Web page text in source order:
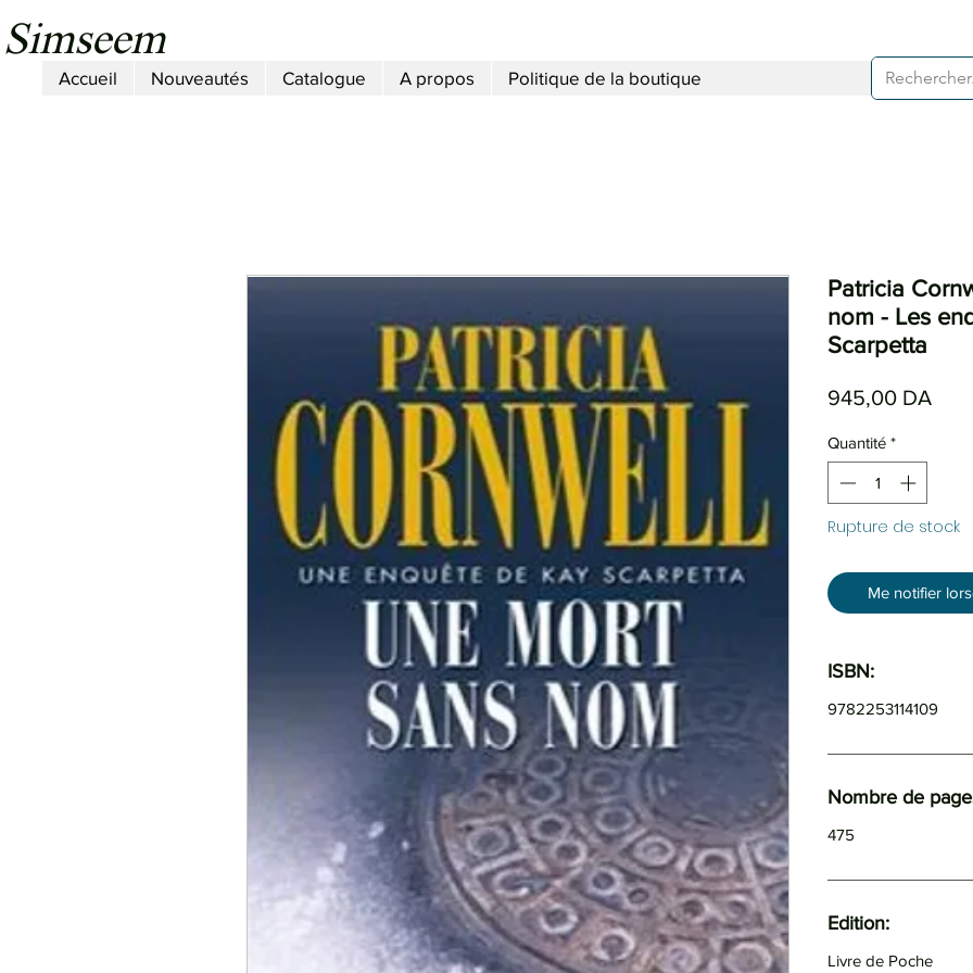
Simseem
Accueil Nouveautés Catalogue A propos Politique de la boutique
Patricia
nom - Les
Scarpetta
945,00 DA
Quantité *
Rupture de stock
Me notifier
ISBN:
9782253114109
Nombre de
475
Edition:
Livre de Poche